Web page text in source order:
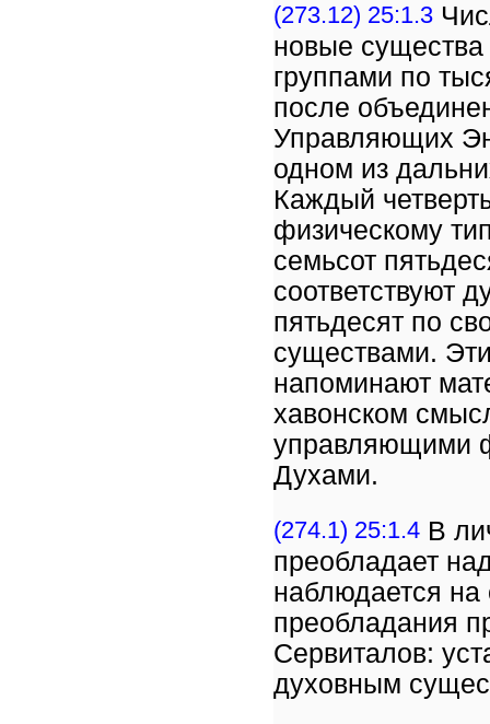
(273.12) 25:1.3
новые
группами по
после
Управляющих
одном из
Каждый
физическому
семьсот
соответствуют
пятьдесят по
существами.
напоминают
хавонском
управляющими
Духами.
(274.1) 25:1.4 В
преобладает
наблюдается на
преобладания
Сервиталов:
духовным